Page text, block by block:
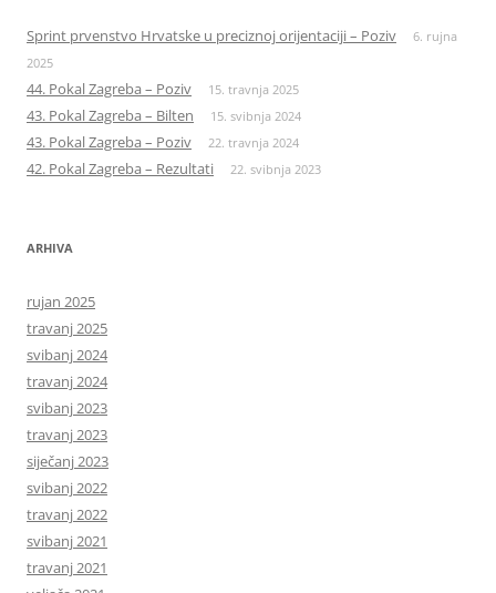
Sprint prvenstvo Hrvatske u preciznoj orijentaciji – Poziv
6. rujna
2025
44. Pokal Zagreba – Poziv 15. travnja 2025
43. Pokal Zagreba – Bilten 15. svibnja 2024
43. Pokal Zagreba – Poziv 22. travnja 2024
42. Pokal Zagreba – Rezultati 22. svibnja 2023
ARHIVA
rujan 2025
travanj 2025
svibanj 2024
travanj 2024
svibanj 2023
travanj 2023
siječanj 2023
svibanj 2022
travanj 2022
svibanj 2021
travanj 2021